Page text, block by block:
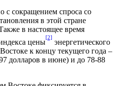
с сокращением спроса со
в этой стране
в настоящее время
цены
[2]
энергетического
к концу текущего года –
долларов в июне) и до 78-88